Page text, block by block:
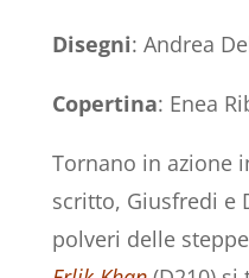
Disegni: Andrea
Copertina: Enea
Tornano in azione
scritto, Giusfredi e
polveri delle